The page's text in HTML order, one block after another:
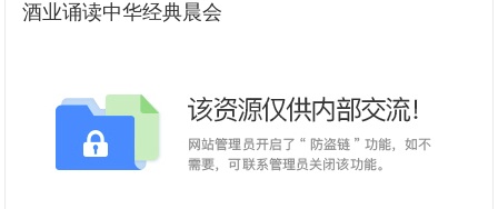
酒业诵读中华经典晨会